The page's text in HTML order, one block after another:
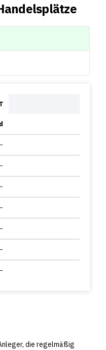
die regelmäßig